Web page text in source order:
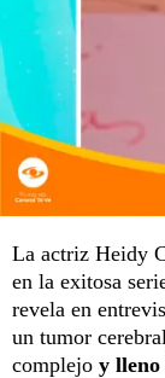
La actriz Heidy
en la exitosa
revela en
un tumor
complejo y lleno